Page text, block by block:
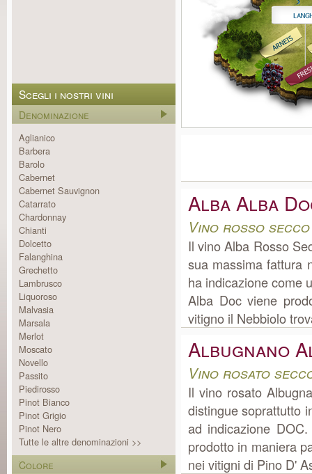
Scegli i nostri vini
Denominazione
Aglianico
Barbera
Barolo
Cabernet
Cabernet Sauvignon
Catarrato
Chardonnay
Chianti
Dolcetto
Falanghina
Grechetto
Lambrusco
Liquoroso
Malvasia
Marsala
Merlot
Moscato
Novello
Passito
Piedirosso
Pinot Bianco
Pinot Grigio
Pinot Nero
Tutte le altre denominazioni >>
Colore
Alba Alba
Vino rosso secco
Il vino Alba Rosso
sua massima fattura
ha indicazione come
Alba Doc viene
vitigno il Nebbiolo
Albugnano
Vino rosato
Il vino rosato
distingue soprattutto
ad indicazione
prodotto in maniera
nei vitigni di Pino D'